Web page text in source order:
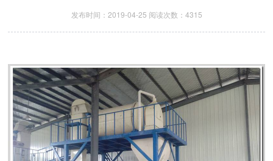
发布时间：2019-04-25 阅读次数：4315